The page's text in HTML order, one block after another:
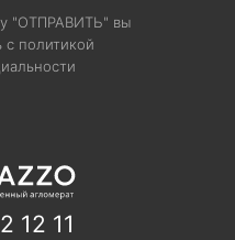
12 11
"ОТПРАВИТЬ" вы
с политикой